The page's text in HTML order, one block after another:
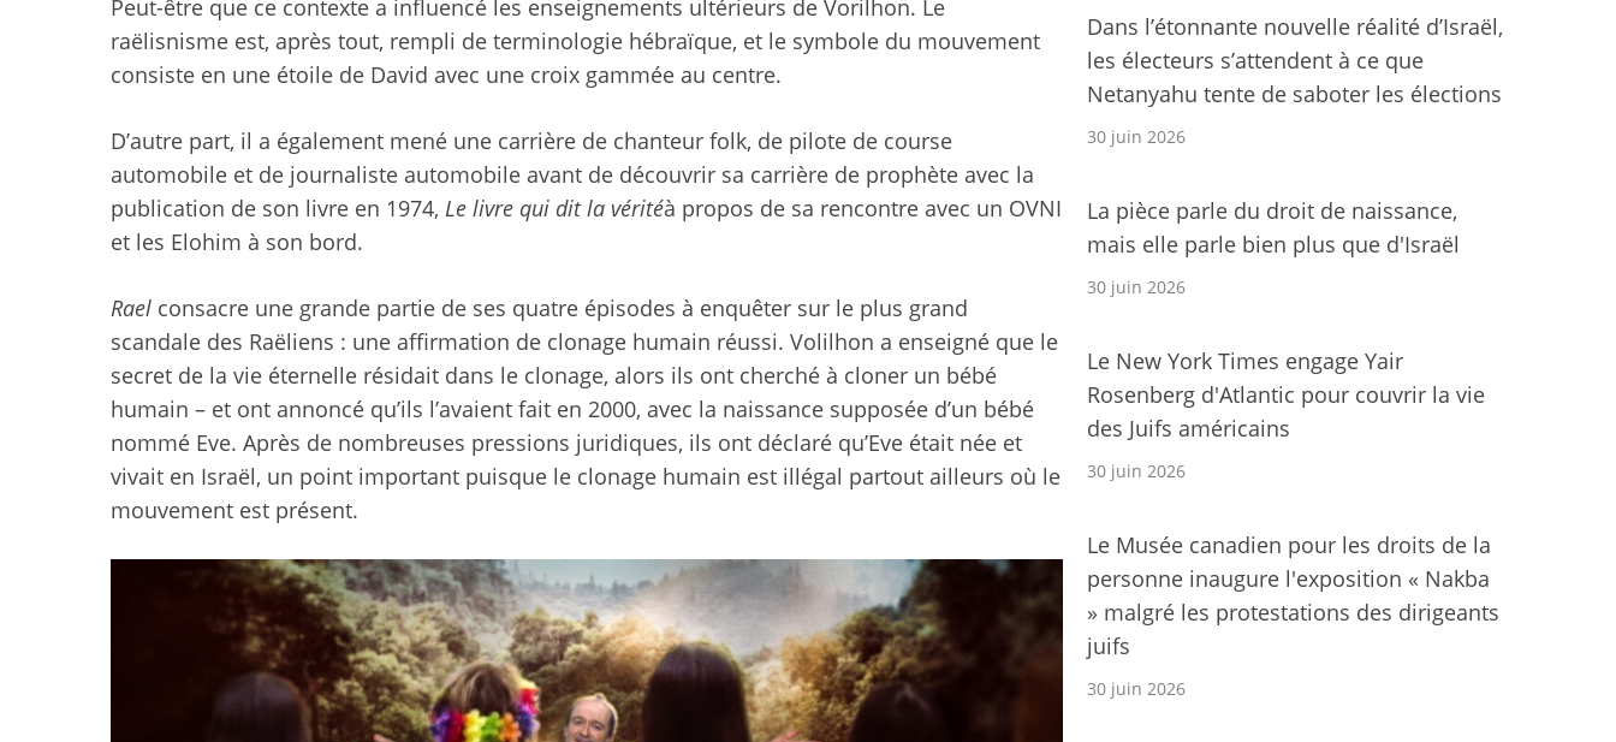
Peut-être que ce contexte a influencé les enseignements ultérieurs de Vorilhon. Le
raëlisnisme est, après tout, rempli de terminologie hébraïque, et le symbole du mouvement
consiste en une étoile de David avec une croix gammée au centre.
D’autre part, il a également mené une carrière de chanteur folk, de pilote de course
automobile et de journaliste automobile avant de découvrir sa carrière de prophète avec la
publication de son livre en 1974, Le livre qui dit la véritéà propos de sa rencontre avec un OVNI
et les Elohim à son bord.
Rael consacre une grande partie de ses quatre épisodes à enquêter sur le plus grand
scandale des Raëliens : une affirmation de clonage humain réussi. Volilhon a enseigné que le
secret de la vie éternelle résidait dans le clonage, alors ils ont cherché à cloner un bébé
humain – et ont annoncé qu’ils l’avaient fait en 2000, avec la naissance supposée d’un bébé
nommé Eve. Après de nombreuses pressions juridiques, ils ont déclaré qu’Eve était née et
vivait en Israël, un point important puisque le clonage humain est illégal partout ailleurs où le
mouvement est présent.
Dans l’étonnante nouvelle réalité d’Israël,
les électeurs s’attendent à ce que
Netanyahu tente de saboter les élections
30 juin 2026
La pièce parle du droit de naissance,
mais elle parle bien plus que d'Israël
30 juin 2026
Le New York Times engage Yair
Rosenberg d'Atlantic pour couvrir la vie
des Juifs américains
30 juin 2026
Le Musée canadien pour les droits de la
personne inaugure l'exposition « Nakba
» malgré les protestations des dirigeants
juifs
30 juin 2026